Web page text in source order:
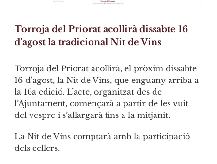
Torroja del Priorat acollirà dissabte 16
d’agost la tradicional Nit de Vins
Torroja del Priorat acollirà, el pròxim dissabte
16 d’agost, la Nit de Vins, que enguany arriba a
la 16a edició. L’acte, organitzat des de
l’Ajuntament, començarà a partir de les vuit
del vespre i s’allargarà fins a la mitjanit.
La Nit de Vins comptarà amb la participació
dels cellers: